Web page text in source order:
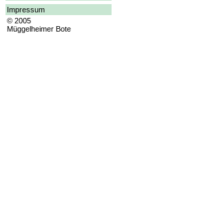
Impressum
© 2005
Müggelheimer Bote